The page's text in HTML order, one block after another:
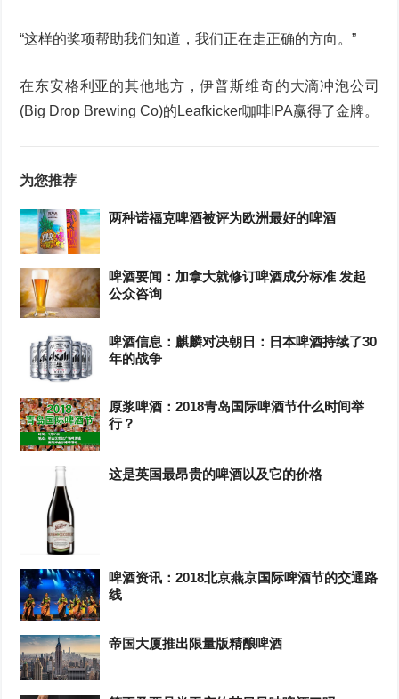
“这样的奖项帮助我们知道，我们正在走正确的方向。”
在东安格利亚的其他地方，伊普斯维奇的大滴冲泡公司
(Big Drop Brewing Co)的Leafkicker咖啡IPA赢得了金牌。
为您推荐
两种诺福克啤酒被评为欧洲最好的啤酒
啤酒要闻：加拿大就修订啤酒成分标准 发起
公众咨询
啤酒信息：麒麟对决朝日：日本啤酒持续了30
年的战争
原浆啤酒：2018青岛国际啤酒节什么时间举
行？
这是英国最昂贵的啤酒以及它的价格
啤酒资讯：2018北京燕京国际啤酒节的交通路
线
帝国大厦推出限量版精酿啤酒